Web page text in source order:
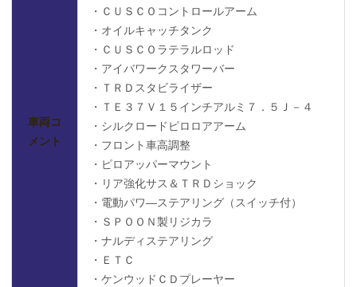
車両コ
メント
・ＣＵＳＣＯコントロールアーム
・オイルキャッチタンク
・ＣＵＳＣＯラテラルロッド
・アイバワークスタワーバー
・ＴＲＤスタビライザー
・ＴＥ３７Ｖ１５インチアルミ７．５Ｊ－４
・シルクロードピロロアアーム
・フロント車高調整
・ピロアッパーマウント
・リア強化サス＆ＴＲＤショック
・電動パワ―ステアリング（スイッチ付）
・ＳＰＯＯＮ製リジカラ
・ナルディステアリング
・ＥＴＣ
・ケンウッドＣＤプレーヤー